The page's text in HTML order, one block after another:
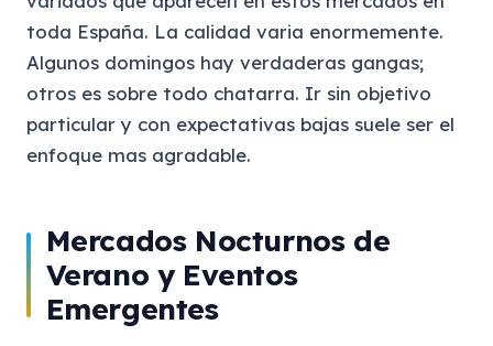
toda España. La calidad varia enormemente.
Algunos domingos hay verdaderas gangas;
otros es sobre todo chatarra. Ir sin objetivo
particular y con expectativas bajas suele ser el
enfoque mas agradable.
Mercados Nocturnos de
Verano y Eventos
Emergentes